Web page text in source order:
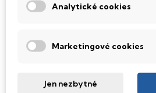
Podsvícená klávesnice
Integrovaný systém úsporných
klávesy tak, aby byly krásně
MSI Thin
Analytické cookies
Marketingové cookies
Jen nezbytné